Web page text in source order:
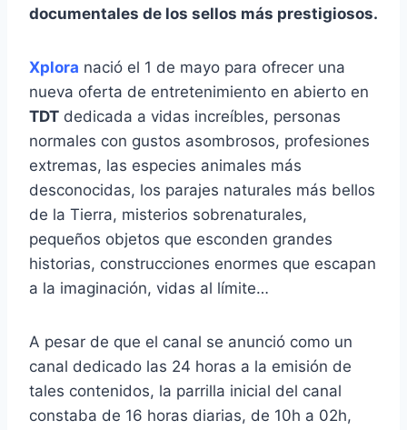
documentales de los sellos más prestigiosos.
Xplora nació el 1 de mayo para ofrecer una
nueva oferta de entretenimiento en abierto en
TDT dedicada a vidas increíbles, personas
normales con gustos asombrosos, profesiones
extremas, las especies animales más
desconocidas, los parajes naturales más bellos
de la Tierra, misterios sobrenaturales,
pequeños objetos que esconden grandes
historias, construcciones enormes que escapan
a la imaginación, vidas al límite…
A pesar de que el canal se anunció como un
canal dedicado las 24 horas a la emisión de
tales contenidos, la parrilla inicial del canal
constaba de 16 horas diarias, de 10h a 02h,